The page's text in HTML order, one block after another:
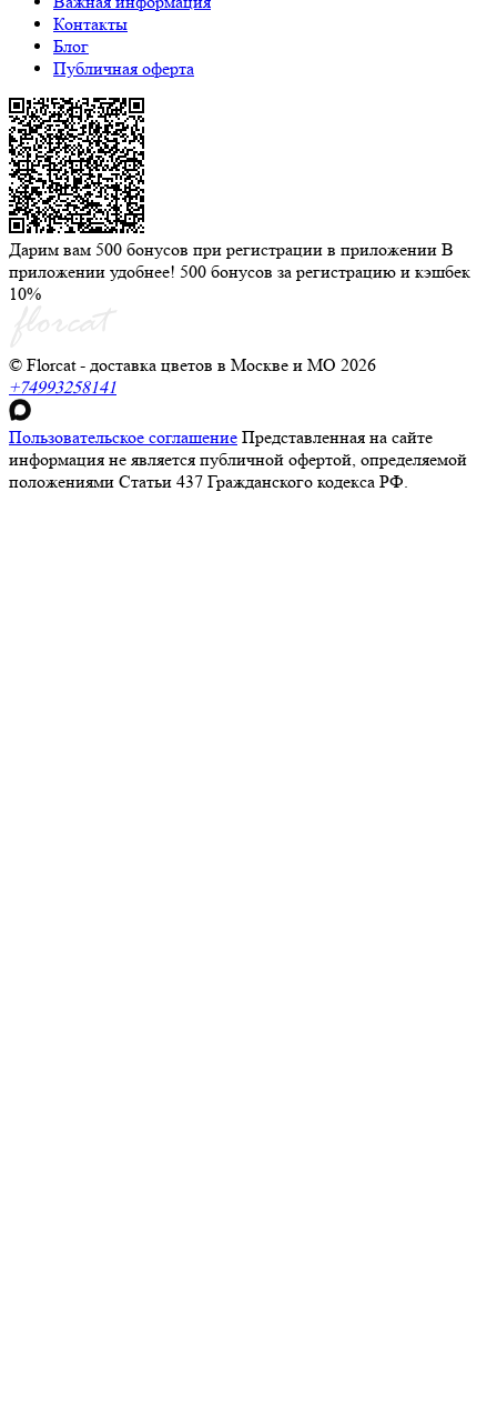
Контакты
Блог
Публичная оферта
Дарим вам 500 бонусов при регистрации в приложении В
приложении удобнее! 500 бонусов за регистрацию и кэшбек
10%
© Florcat - доставка цветов в Москве и МО 2026
+74993258141
Пользовательское соглашение Представленная на сайте
информация не является публичной офертой, определяемой
положениями Статьи 437 Гражданского кодекса РФ.